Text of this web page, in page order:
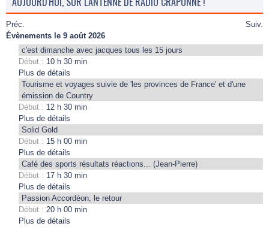
Préc.
Suiv.
Évènements le 9 août 2026
c'est dimanche avec jacques tous les 15 jours
Début : 10 h 30 min
Plus de détails
Tourisme et voyages suivie de 'les provinces de France' et d'une
émission de Country
Début : 12 h 30 min
Plus de détails
Solid Gold
Début : 15 h 00 min
Plus de détails
Café des sports résultats réactions... (Jean-Pierre)
Début : 17 h 30 min
Plus de détails
Passion Accordéon, le retour
Début : 20 h 00 min
Plus de détails